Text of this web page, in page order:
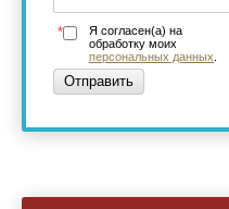
Я согласен(а) на
обработку моих
персональных данных
*
Отправить